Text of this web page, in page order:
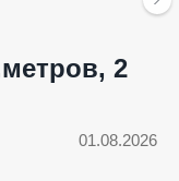
2
01.08.2026